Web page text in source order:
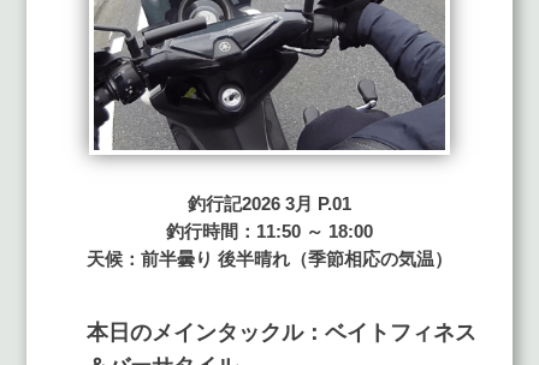
釣行記2026 3月 P.01
釣行時間：11:50 ～ 18:00
天候：前半曇り 後半晴れ（季節相応の気温）
本日のメインタックル：ベイトフィネス